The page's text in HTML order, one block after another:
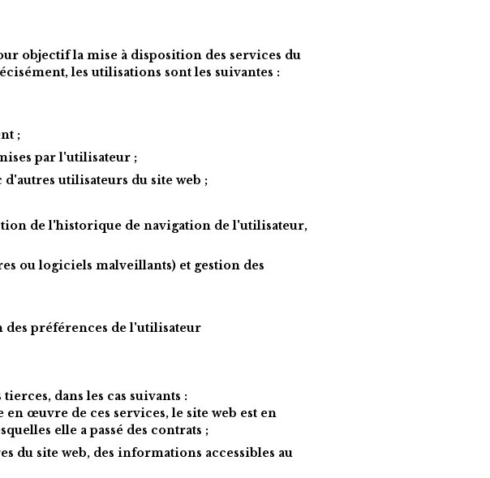
objectif la mise à disposition des services du
les utilisations sont les suivantes :
;
par l'utilisateur ;
utilisateurs du site web ;
de l'historique de navigation de l'utilisateur,
ou logiciels malveillants) et gestion des
préférences de l'utilisateur
dans les cas suivants :
œuvre de ces services, le site web est en
elle a passé des contrats ;
du site web, des informations accessibles au